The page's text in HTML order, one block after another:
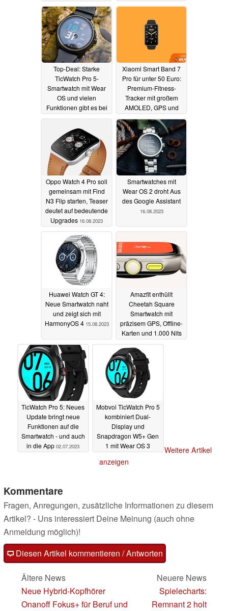
Top-Deal: Starke
TicWatch Pro 5-
Smartwatch mit Wear
OS und vielen
Funktionen gibt es bei
Bestpreis03.11.2023
Xiaomi Smart Band 7
Pro für unter 50 Euro:
Premium-Fitness-
Tracker mit großem
AMOLED, GPS und
mehr zum halben Preis
17.08.2023
Oppo Watch 4 Pro soll
gemeinsam mit Find
N3 Flip starten, Teaser
deutet auf bedeutende
Upgrades 16.08.2023
Smartwatches mit
Wear OS 2 droht Aus
des Google Assistant
16.08.2023
Huawei Watch GT 4:
Neue Smartwatch naht
und zeigt sich mit
HarmonyOS 4 15.08.2023
Amazfit enthüllt
Cheetah Square
Smartwatch mit
präzisem GPS, Offline-
Karten und 1.000 Nits
14.08.2023
TicWatch Pro 5: Neues
Update bringt neue
Funktionen auf die
Smartwatch - und auch
in die App 02.07.2023
Mobvoi TicWatch Pro 5
kombiniert Dual-
Display und
Snapdragon W5+ Gen
1 mit Wear OS 3
Weitere Artikel
anzeigen
Kommentare
Fragen, Anregungen, zusätzliche Informationen zu diesem
Artikel? - Uns interessiert Deine Meinung (auch ohne
Anmeldung möglich)!
Diesen Artikel kommentieren / Antworten
Ältere News
Neue Hybrid-Kopfhörer
Onanoff Fokus+ für Beruf und
Neuere News
Spielecharts:
Remnant 2 holt